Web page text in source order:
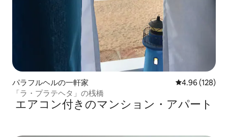
パラフルヘルの一軒家 レビュー128
4.96 (128)
「ラ・プラテヘタ」の桟橋
エアコン付きのマンション・アパート